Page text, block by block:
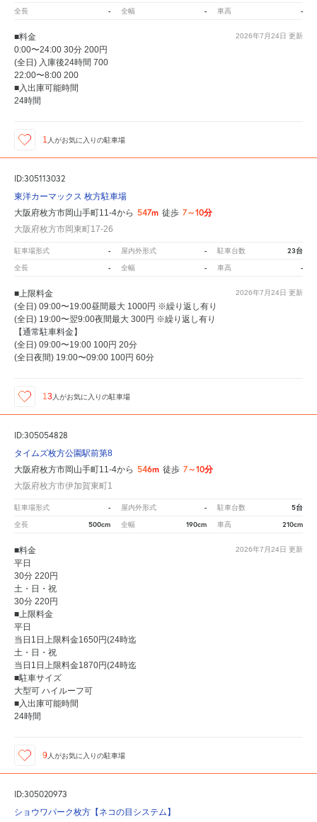
全長 - 全幅 - 車高 -
2026年7月24日 更新
■料金
0:00〜24:00 30分 200円
(全日) 入庫後24時間 700
22:00〜8:00 200
■入出庫可能時間
24時間
1 人がお気に入りの駐車場
ID:305113032
東洋カーマックス 枚方駐車場
大阪府枚方市岡山手町11-4から 547m 徒歩 7～10分
大阪府枚方市岡東町17-26
駐車場形式 - 屋内外形式 - 駐車台数 23台
全長 - 全幅 - 車高 -
2026年7月24日 更新
■上限料金
(全日) 09:00〜19:00昼間最大 1000円 ※繰り返し有り
(全日) 19:00〜翌9:00夜間最大 300円 ※繰り返し有り
【通常駐車料金】
(全日) 09:00〜19:00 100円 20分
(全日夜間) 19:00〜09:00 100円 60分
13人がお気に入りの駐車場
ID:305054828
タイムズ枚方公園駅前第8
大阪府枚方市岡山手町11-4から 546m 徒歩 7～10分
大阪府枚方市伊加賀東町1
駐車場形式 - 屋内外形式 - 駐車台数 5台
全長 500cm 全幅 190cm 車高 210cm
2026年7月24日 更新
■料金
平日
30分 220円
土・日・祝
30分 220円
■上限料金
平日
当日1日上限料金1650円(24時迄
土・日・祝
当日1日上限料金1870円(24時迄
■駐車サイズ
大型可 ハイルーフ可
■入出庫可能時間
24時間
9人がお気に入りの駐車場
ID:305020973
ショウワパーク枚方【ネコの目システム】